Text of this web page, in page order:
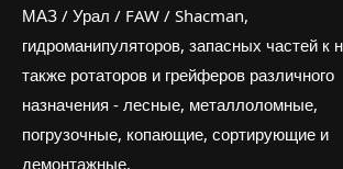
МАЗ / Урал / FAW / Shacman,
гидроманипуляторов, запасных частей к
также ротаторов и грейферов различного
назначения - лесные, металлоломные,
погрузочные, копающие, сортирующие и
демонтажные.